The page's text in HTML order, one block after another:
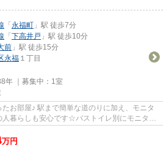
「永福町 」駅 徒歩7分
「下高井戸 」駅 徒歩10分
前 」駅 徒歩15分
永福 １丁目
年 ｜募集中： 1室
お部屋♪ 駅まで簡単な道のりに加え、モニタ
暮らしも安心です☆バストイレ別にモニタ付
万円